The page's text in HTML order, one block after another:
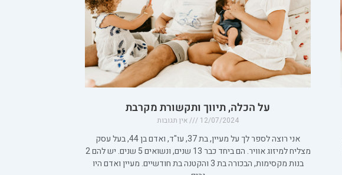
על הכלה, תיווך ותקשורת מקרבת
12/07/2024 אין תגובות
אני רוצה לספר לך על מעיין, בת 37, עו"ד, ואדם בן 44, בעל עסק
מצליח למיזוג אוויר. הם ביחד כבר 13 שנים, ונשואים 5 שנים. יש להם 2
בנות מקסימות, הבכורה בת 3 והקטנה בת חודשיים. מעיין ואדם היו